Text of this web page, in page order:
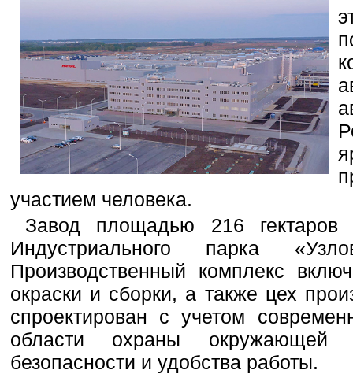
участием человека.
Завод площадью 216 гектаров
Индустриального парка
Производственный комплекс
окраски и сборки, а также цех
спроектирован с учетом
области охраны окружающей
безопасности и удобства работы.